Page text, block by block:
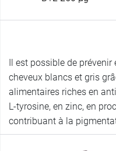
Il est possible de
cheveux blancs et gris
alimentaires riches en
L-tyrosine, en zinc, en
contribuant à la